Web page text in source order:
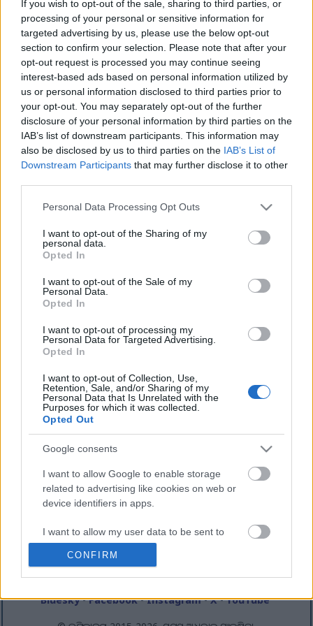
If you wish to opt-out of the sale, sharing to third parties, or
processing of your personal or sensitive information for
targeted advertising by us, please use the below opt-out
section to confirm your selection. Please note that after your
opt-out request is processed you may continue seeing
interest-based ads based on personal information utilized by
us or personal information disclosed to third parties prior to
your opt-out. You may separately opt-out of the further
disclosure of your personal information by third parties on the
IAB’s list of downstream participants. This information may
also be disclosed by us to third parties on the IAB’s List of
Downstream Participants that may further disclose it to other
Please note that this website/app uses one or more Google
not limited to your visit or usage behaviour. You may click to
grant or deny consent to Google and its third-party tags to
use your data for below specified purposes in below Google
consent section.
Personal Data Processing Opt Outs
I want to opt-out of the Sharing of my
personal data.
Opted In
I want to opt-out of the Sale of my
Personal Data.
Opted In
I want to opt-out of processing my
Personal Data for Targeted Advertising.
Opted In
I want to opt-out of Collection, Use,
Retention, Sale, and/or Sharing of my
Personal Data that Is Unrelated with the
Purposes for which it was collected.
Opted Out
Google consents
I want to allow Google to enable storage
related to advertising like cookies on web or
device identifiers in apps.
I want to allow my user data to be sent to
Google for online advertising purposes.
I want to allow Google to send me
CONFIRM
ଏବଂ ଏଥିରେ ତ୍ରୁଟି ହେବାର ସମ୍ଭାବନା ରହିବ ;-)
ଏହି ପୃଷ୍ଠାକୁ ଅଧିକରୁ ଅଧିକ ଲୋକଙ୍କ ପାଖରେ ପହଞ୍ଚାଇବା ପାଇଁ
ଇଂରାଜୀରୁ ମେସିନ୍ ଅନୁବାଦ କରାଯାଇଥିଲା। ଦୁର୍ଭାଗ୍ୟବଶତଃ,
ମେସିନ୍ ଅନୁବାଦ ଏପର୍ଯ୍ୟନ୍ତ ଏକ ସିଦ୍ଧ ପ୍ରଯୁକ୍ତିବିଦ୍ୟା ନୁହେଁ, ତେଣୁ
ତ୍ରୁଟି ହୋଇପାରେ। ଯଦି ଆପଣ ଚାହାଁନ୍ତି, ତେବେ ଆପଣ ଏଠାରେ
ମୂଳ ଇଂରାଜୀ ସଂସ୍କରଣ ଦେଖିପାରିବେ:
Contact
ଆପଣଙ୍କ ନାମ:
ପ୍ରଥମ ପୃଷ୍ଠା-ଏହି ୱେବସାଇଟ୍ ବିଷୟରେ
ଫିଡ୍‌ଗୁଡିକ
Bluesky-Facebook-Instagram-X-YouTube